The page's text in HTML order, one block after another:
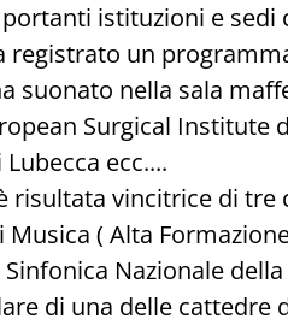
istituzioni e sedi
registrato un
suonato nella sala
Surgical
ecc....
risultata vincitrice di
( Alta
Nazionale
di una delle cattedre